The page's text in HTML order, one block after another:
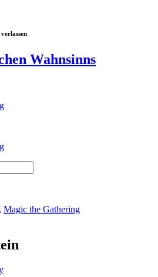
Wahnsinns
, Magic the Gathering